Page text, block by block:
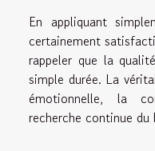
En appliquant
certainement
rappeler que la
simple durée. La
émotionnelle, la
recherche continue